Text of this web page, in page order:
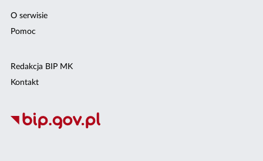
O serwisie
Pomoc
Redakcja BIP MK
Kontakt